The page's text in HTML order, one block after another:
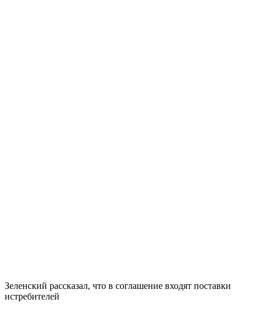
Зеленский рассказал, что в соглашение входят поставки
истребителей